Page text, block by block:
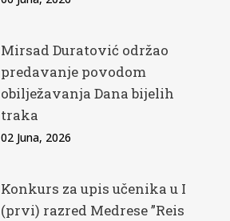
Mirsad Duratović održao
predavanje povodom
obilježavanja Dana bijelih
traka
02 Juna, 2026
Konkurs za upis učenika u I
(prvi) razred Medrese ”Reis